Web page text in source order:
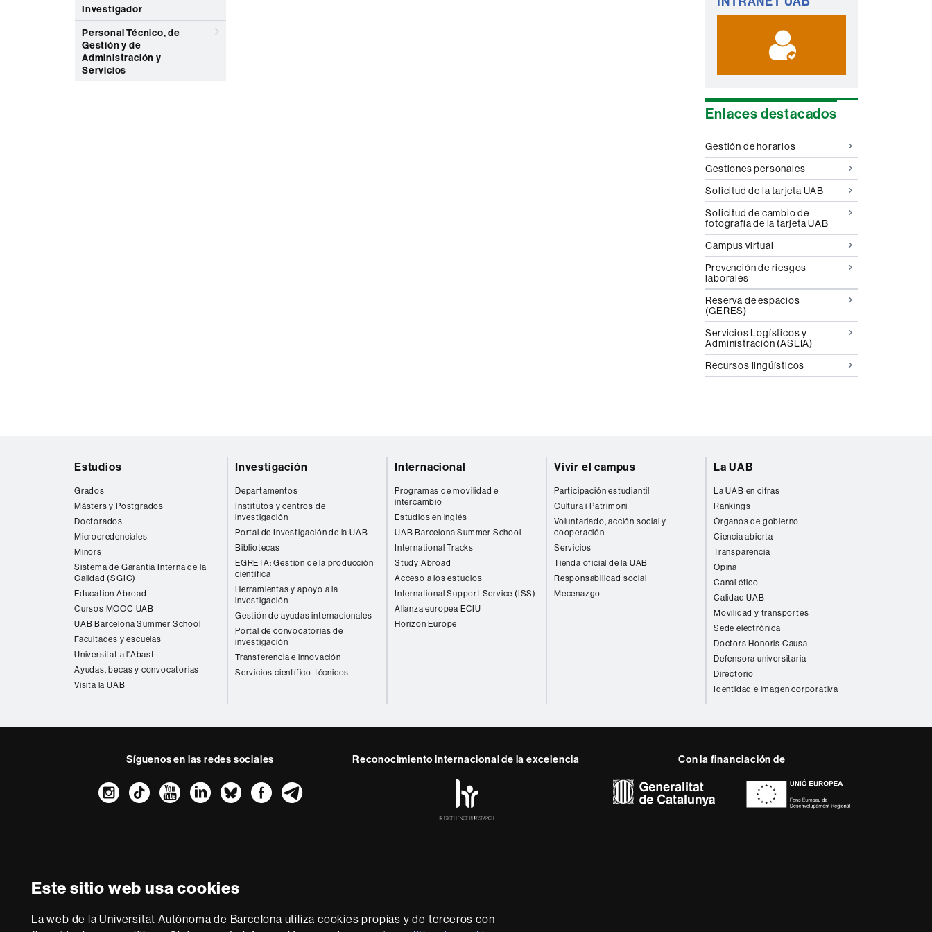
Este sitio web usa cookies
La web de la Universitat Autònoma de Barcelona utiliza cookies propias y de terceros con
Investigador
Personal Técnico, de
Gestión y de
Administración y
Servicios
complementaria
Enlaces destacados
Gestión de horarios
Gestiones personales
Solicitud de la tarjeta UAB
Solicitud de cambio de
fotografía de la tarjeta UAB
Campus virtual
Prevención de riesgos
laborales
Reserva de espacios
(GERES)
Servicios Logísticos y
Administración (ASLIA)
Recursos lingüísticos
Estudios
Grados
Másters y Postgrados
Doctorados
Microcredenciales
Mínors
Sistema de Garantía Interna de la
Calidad (SGIC)
Education Abroad
Cursos MOOC UAB
UAB Barcelona Summer School
Facultades y escuelas
Universitat a l'Abast
Ayudas, becas y convocatorias
Visita la UAB
Investigación
Departamentos
Institutos y centros de
investigación
Portal de Investigación de la UAB
Bibliotecas
EGRETA: Gestión de la producción
científica
Herramientas y apoyo a la
investigación
Gestión de ayudas internacionales
Portal de convocatorias de
investigación
Transferencia e innovación
Servicios científico-técnicos
Internacional
Programas de movilidad e
intercambio
Estudios en inglés
UAB Barcelona Summer School
International Tracks
Study Abroad
Acceso a los estudios
International Support Service (ISS)
Alianza europea ECIU
Horizon Europe
Vivir el campus
Participación estudiantil
Cultura i Patrimoni
Voluntariado, acción social y
cooperación
Servicios
Tienda oficial de la UAB
Responsabilidad social
Mecenazgo
La UAB
La UAB en cifras
Rankings
Órganos de gobierno
Ciencia abierta
Transparencia
Opina
Canal ético
Calidad UAB
Movilidad y transportes
Sede electrónica
Doctors Honoris Causa
Defensora universitaria
Directorio
Identidad e imagen corporativa
Síguenos en las redes sociales
Instagram
TikTokYouTube
LinkedIn
BlueskyFacebook
Telegram
Reconocimiento internacional de la excelencia Con la financiación de
Somos una universidad líder que imparte una docencia de calidad y excelencia, diversificada,
de la Europa del conocimiento. La UAB es reconocida internacionalmente por la calidad y el carácter